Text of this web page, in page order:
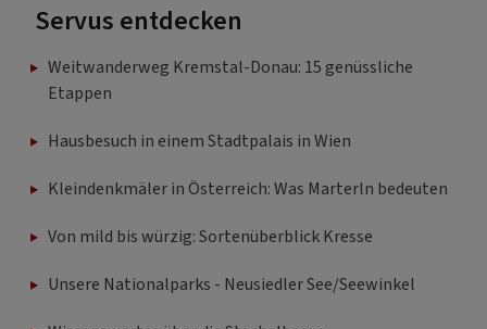
Servus entdecken
Weitwanderweg Kremstal-Donau: 15 genüssliche
Etappen
Hausbesuch in einem Stadtpalais in Wien
Kleindenkmäler in Österreich: Was Marterln bedeuten
Von mild bis würzig: Sortenüberblick Kresse
Unsere Nationalparks - Neusiedler See/Seewinkel